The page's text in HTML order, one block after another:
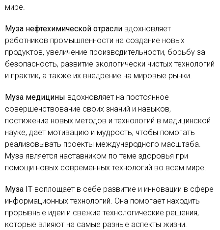
мире.
Муза нефтехимической отрасли вдохновляет
работников промышленности на создание новых
продуктов, увеличение производительности, борьбу за
безопасность, развитие экологически чистых технологий
и практик, а также их внедрение на мировые рынки.
Муза медицины вдохновляет на постоянное
совершенствование своих знаний и навыков,
постижение новых методов и технологий в медицинской
науке, дает мотивацию и мудрость, чтобы помогать
реализовывать проекты международного масштаба.
Муза является наставником по теме здоровья при
помощи новых современных технологий во всем мире.
Муза IT воплощает в себе развитие и инновации в сфере
информационных технологий. Она помогает находить
прорывные идеи и свежие технологические решения,
которые влияют на самые разные аспекты жизни.